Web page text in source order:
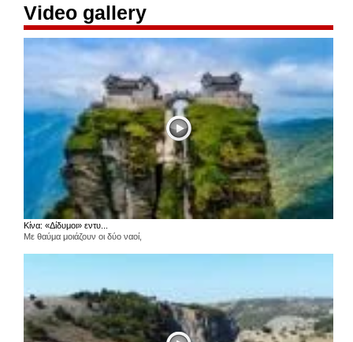
Video gallery
Κίνα: «Δίδυμοι» εντυ...
Με θαύμα μοιάζουν οι δύο ναοί,